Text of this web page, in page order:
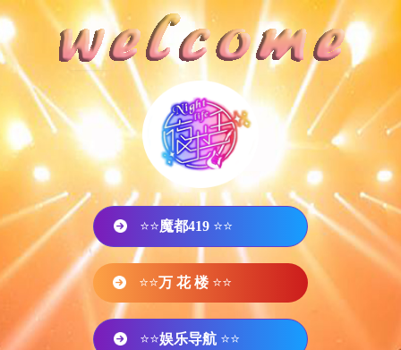
⭐⭐魔都419 ⭐⭐
⭐⭐万 花 楼 ⭐⭐
⭐⭐娱乐导航 ⭐⭐